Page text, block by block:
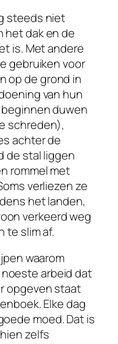
steeds niet
het dak en de
is. Met andere
gebruiken voor
op de grond in
van hun
duwen
schreden),
achter de
de stal liggen
rommel met
verliezen ze
het landen,
verkeerd weg
te slim af.
waarom
arbeid dat
opgeven staat
Elke dag
moed. Dat is
zelfs